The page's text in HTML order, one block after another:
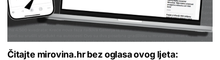
Čitajte mirovina.hr bez oglasa ovog ljeta: